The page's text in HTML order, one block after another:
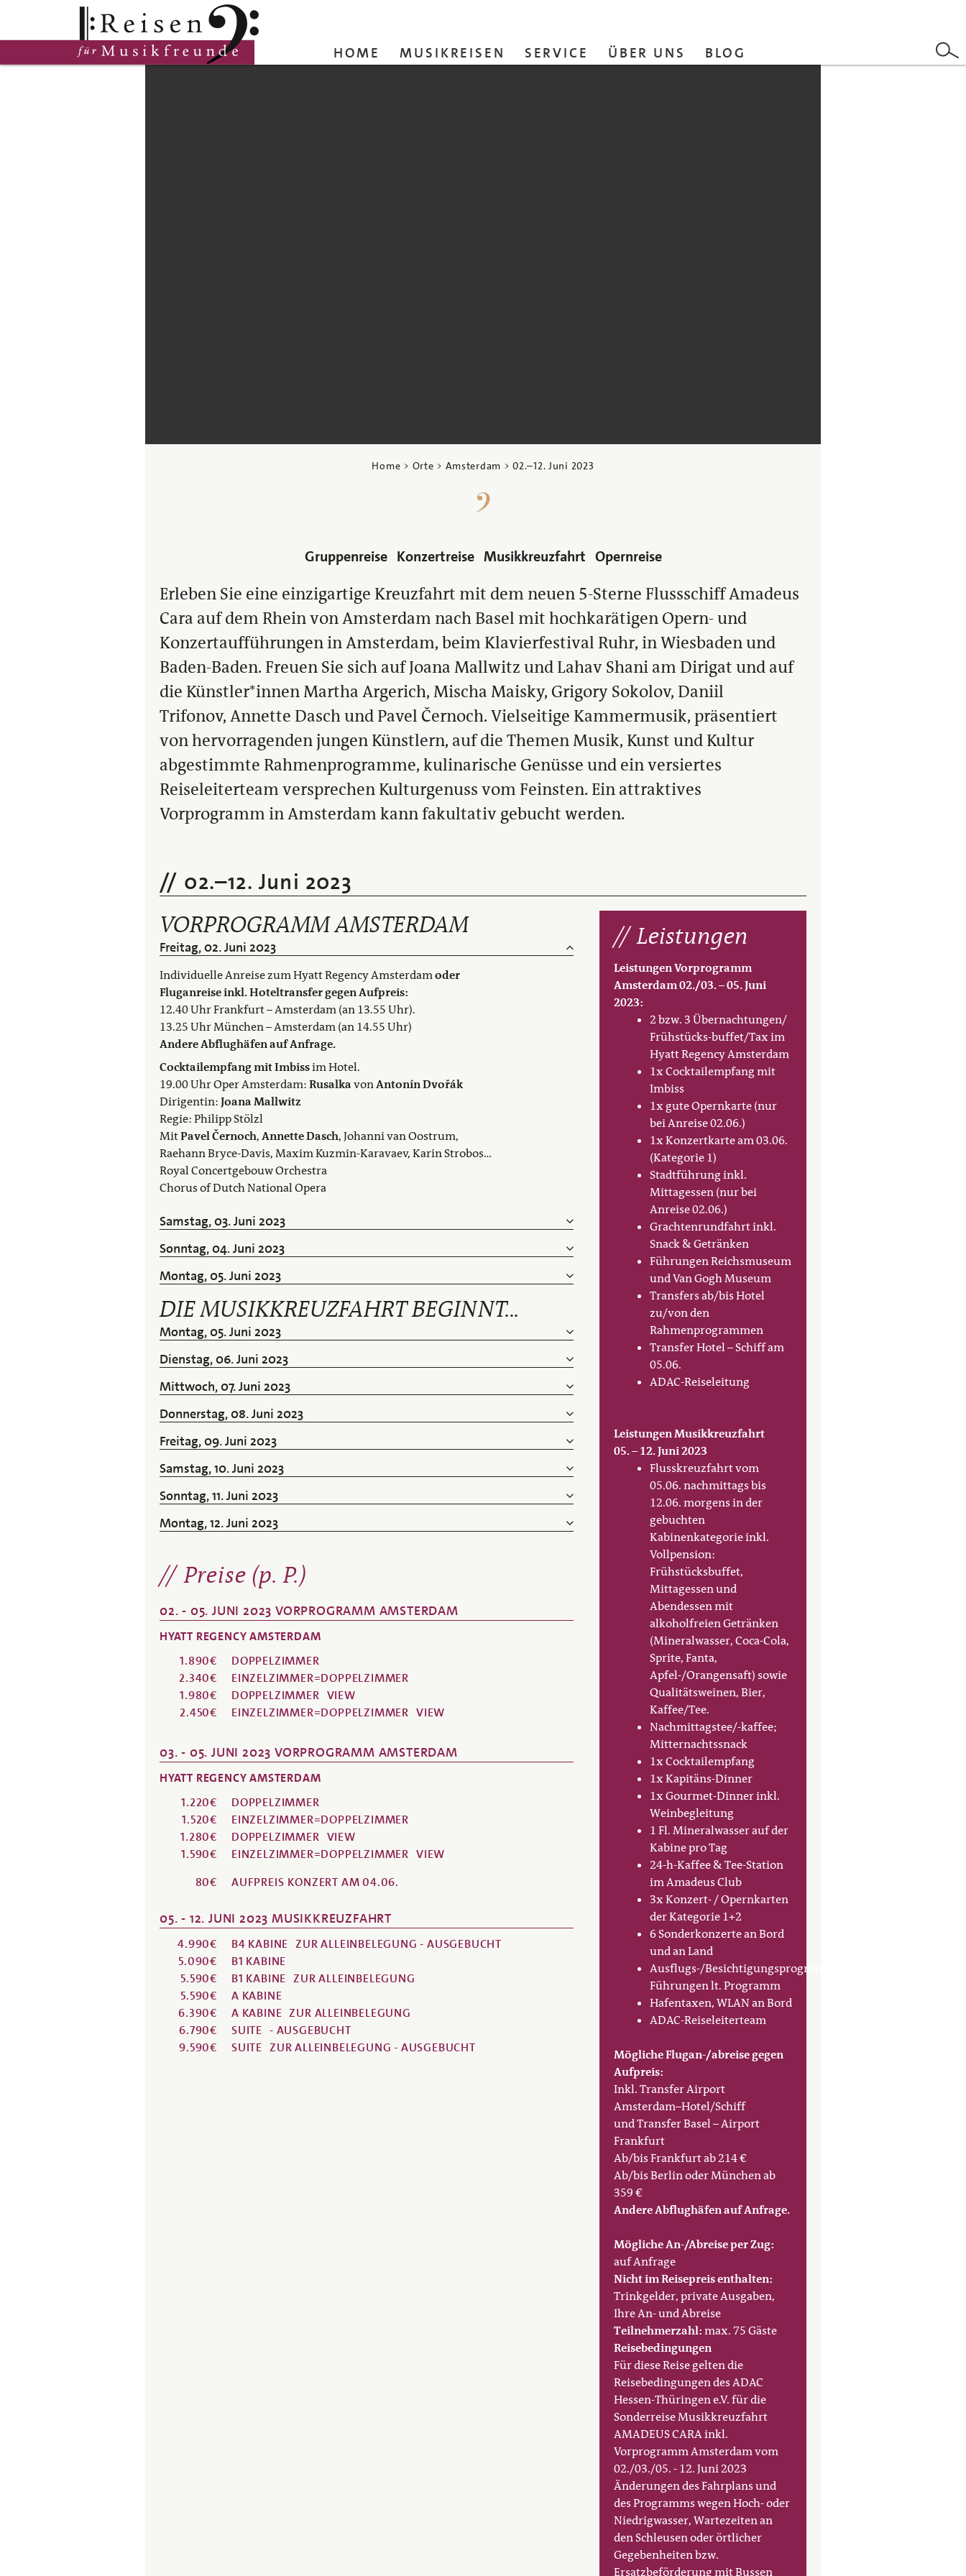
Fußzeile Cookie-Einstellungen
HOME MUSIKREISEN SERVICE ÜBER UNS BLOG
Home > Orte > Amsterdam >02.–12. Juni 2023
Gruppenreise Konzertreise Musikkreuzfahrt Opernreise
Erleben Sie eine einzigartige Kreuzfahrt mit dem neuen 5-Sterne Flussschiff Amadeus
Cara auf dem Rhein von Amsterdam nach Basel mit hochkarätigen Opern- und
Konzertaufführungen in Amsterdam, beim Klavierfestival Ruhr, in Wiesbaden und
Baden-Baden. Freuen Sie sich auf Joana Mallwitz und Lahav Shani am Dirigat und auf
die Künstler*innen Martha Argerich, Mischa Maisky, Grigory Sokolov, Daniil
Trifonov, Annette Dasch und Pavel Černoch. Vielseitige Kammermusik, präsentiert
von hervorragenden jungen Künstlern, auf die Themen Musik, Kunst und Kultur
abgestimmte Rahmenprogramme, kulinarische Genüsse und ein versiertes
Reiseleiterteam versprechen Kulturgenuss vom Feinsten. Ein attraktives
Vorprogramm in Amsterdam kann fakultativ gebucht werden.
02.–12. Juni 2023
VORPROGRAMM AMSTERDAM
Freitag, 02. Juni 2023
Individuelle Anreise zum Hyatt Regency Amsterdamoder
Fluganreise inkl. Hoteltransfer gegen Aufpreis:
12.40 Uhr Frankfurt – Amsterdam (an 13.55 Uhr).
13.25 Uhr München – Amsterdam (an 14.55 Uhr)
Andere Abflughäfen auf Anfrage.
Cocktailempfang mit Imbissim Hotel.
19.00 Uhr Oper Amsterdam:RusalkavonAntonín Dvořák
Dirigentin:Joana Mallwitz
Regie: Philipp Stölzl
MitPavel Černoch,Annette Dasch, Johanni van Oostrum,
Raehann Bryce-Davis, Maxim Kuzmin-Karavaev, Karin Strobos…
Royal Concertgebouw Orchestra
Chorus of Dutch National Opera
Samstag, 03. Juni 2023
Sonntag, 04. Juni 2023
Montag, 05. Juni 2023
DIE MUSIKKREUZFAHRT BEGINNT...
Montag, 05. Juni 2023
Dienstag, 06. Juni 2023
Mittwoch, 07. Juni 2023
Donnerstag, 08. Juni 2023
Freitag, 09. Juni 2023
Samstag, 10. Juni 2023
Sonntag, 11. Juni 2023
Montag, 12. Juni 2023
Preise (p. P.)
02. - 05. JUNI 2023 VORPROGRAMM AMSTERDAM
HYATT REGENCY AMSTERDAM
1.890€
DOPPELZIMMER
2.340€
EINZELZIMMER=DOPPELZIMMER
1.980€
DOPPELZIMMER VIEW
2.450€
EINZELZIMMER=DOPPELZIMMER VIEW
03. - 05. JUNI 2023 VORPROGRAMM AMSTERDAM
HYATT REGENCY AMSTERDAM
1.220€
DOPPELZIMMER
1.520€
EINZELZIMMER=DOPPELZIMMER
1.280€
DOPPELZIMMER VIEW
1.590€
EINZELZIMMER=DOPPELZIMMER VIEW
80€
AUFPREIS KONZERT AM 04.06.
05. - 12. JUNI 2023 MUSIKKREUZFAHRT
4.990€ B4 KABINE ZUR ALLEINBELEGUNG - AUSGEBUCHT
5.090€
B1 KABINE
5.590€
B1 KABINE ZUR ALLEINBELEGUNG
5.590€
A KABINE
6.390€
A KABINE ZUR ALLEINBELEGUNG
6.790€
SUITE - AUSGEBUCHT
9.590€
SUITE ZUR ALLEINBELEGUNG - AUSGEBUCHT
Leistungen
Leistungen Vorprogramm
Amsterdam 02./03. – 05. Juni
2023:
2 bzw. 3 Übernachtungen/
Frühstücks-buffet/Tax im
Hyatt Regency Amsterdam
1x Cocktailempfang mit
Imbiss
1x gute Opernkarte (nur
bei Anreise 02.06.)
1x Konzertkarte am 03.06.
(Kategorie 1)
Stadtführung inkl.
Mittagessen (nur bei
Anreise 02.06.)
Grachtenrundfahrt inkl.
Snack & Getränken
Führungen Reichsmuseum
und Van Gogh Museum
Transfers ab/bis Hotel
zu/von den
Rahmenprogrammen
Transfer Hotel – Schiff am
05.06.
ADAC-Reiseleitung
Leistungen Musikkreuzfahrt
05. – 12. Juni 2023
Flusskreuzfahrt vom
05.06. nachmittags bis
12.06. morgens in der
gebuchten
Kabinenkategorie inkl.
Vollpension:
Frühstücksbuffet,
Mittagessen und
Abendessen mit
alkoholfreien Getränken
(Mineralwasser, Coca-Cola,
Sprite, Fanta,
Apfel-/Orangensaft) sowie
Qualitätsweinen, Bier,
Kaffee/Tee.
Nachmittagstee/-kaffee;
Mitternachtssnack
1x Cocktailempfang
1x Kapitäns-Dinner
1x Gourmet-Dinner inkl.
Weinbegleitung
1 Fl. Mineralwasser auf der
Kabine pro Tag
24-h-Kaffee & Tee-Station
im Amadeus Club
3x Konzert- / Opernkarten
der Kategorie 1+2
6 Sonderkonzerte an Bord
und an Land
Ausflugs-/Besichtigungsprogramme,
Führungen lt. Programm
Hafentaxen, WLAN an Bord
ADAC-Reiseleiterteam
Mögliche Flugan-/abreise gegen
Aufpreis:
Inkl. Transfer Airport
Amsterdam–Hotel/Schiff
und Transfer Basel – Airport
Frankfurt
Ab/bis Frankfurt ab 214 €
Ab/bis Berlin oder München ab
359 €
Andere Abflughäfen auf Anfrage.
Mögliche An-/Abreise per Zug:
auf Anfrage
Nicht im Reisepreis enthalten:
Trinkgelder, private Ausgaben,
Ihre An- und Abreise
Teilnehmerzahl:max. 75 Gäste
Reisebedingungen
Für diese Reise gelten die
Reisebedingungen des ADAC
Hessen-Thüringen e.V. für die
Sonderreise Musikkreuzfahrt
AMADEUS CARA inkl.
Vorprogramm Amsterdam vom
02./03./05. - 12. Juni 2023
Änderungen des Fahrplans und
des Programms wegen Hoch- oder
Niedrigwasser, Wartezeiten an
den Schleusen oder örtlicher
Gegebenheiten bzw.
Ersatzbeförderung mit Bussen